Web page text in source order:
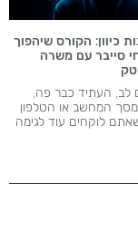
כיוון: הקורס שיהפוך
סייבר עם משרה
העתיד כבר פה,
המחשב או הטלפון
לוקחים עוד לגימה